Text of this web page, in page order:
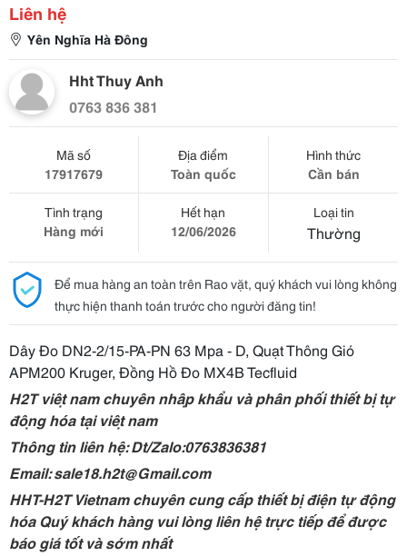
Liên hệ
Yên Nghĩa Hà Đông
Hht Thuy Anh
0763 836 381
Mã số
17917679
Địa điểm
Toàn quốc
Hình thức
Cần bán
Tình trạng
Hàng mới
Hết hạn
12/06/2026
Loại tin
Thường
Để mua hàng an toàn trên Rao vặt, quý khách vui lòng không
thực hiện thanh toán trước cho người đăng tin!
Dây Đo DN2-2/15-PA-PN 63 Mpa - D, Quạt Thông Gió
APM200 Kruger, Đồng Hồ Đo MX4B Tecfluid
H2T việt nam chuyên nhập khẩu và phân phối thiết bị tự
động hóa tại việt nam
Thông tin liên hệ: Dt/Zalo:0763836381
Email: sale18.h2t@Gmail.com
HHT-H2T Vietnam chuyên cung cấp thiết bị điện tự động
hóa Quý khách hàng vui lòng liên hệ trực tiếp để được
báo giá tốt và sớm nhất